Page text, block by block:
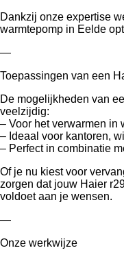
Dankzij onze expertise
warmtepomp in Eelde
—
Toepassingen van een
De mogelijkheden van
veelzijdig:
– Voor het verwarmen in
– Ideaal voor kantoren,
– Perfect in combinatie
Of je nu kiest voor
zorgen dat jouw Haier
voldoet aan je wensen.
—
Onze werkwijze